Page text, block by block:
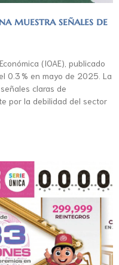
muestra señales de
(IOAE), publicado
0.3 % en mayo de 2025. La
claras de
por la debilidad del sector